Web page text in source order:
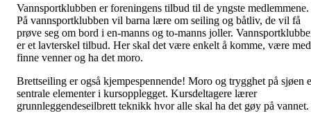
Vannsportklubben er foreningens tilbud til de yngste medlemmene.
På vannsportklubben vil barna lære om seiling og båtliv, de vil få
prøve seg om bord i en-manns og to-manns joller.
er et lavterskel tilbud. Her skal det være enkelt å komme, være
finne venner og ha det moro.
Brettseiling er også kjempespennende! Moro og trygghet på sjøen
sentrale elementer i kursopplegget. Kursdeltagere lærer
grunnleggendeseilbrett teknikk hvor alle skal ha det gøy på vannet.